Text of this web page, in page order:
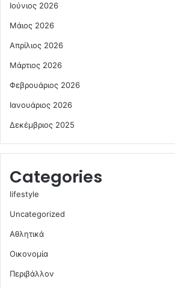
Ιούνιος 2026
Μάιος 2026
Απρίλιος 2026
Μάρτιος 2026
Φεβρουάριος 2026
Ιανουάριος 2026
Δεκέμβριος 2025
Categories
lifestyle
Uncategorized
Αθλητικά
Οικονομία
Περιβάλλον